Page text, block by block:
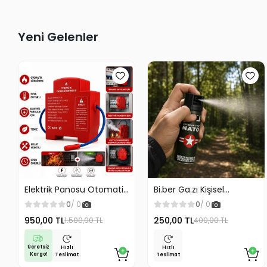
Yeni Gelenler
Elektrik Panosu Otomatik
Yangın Söndürücü Isıya
Duyarlı Sigorta Kutusu
Yangın Söndürme Cihazı
0/ 0
950,00 TL1.500,00 TL
Ücretsiz
Kargo!
Hızlı
Teslimat
Bi.ber Ga.zı Kişisel
Koruyucu Ekipman
Savunma İçin
0/ 0
250,00 TL400,00 TL
Hızlı
Teslimat